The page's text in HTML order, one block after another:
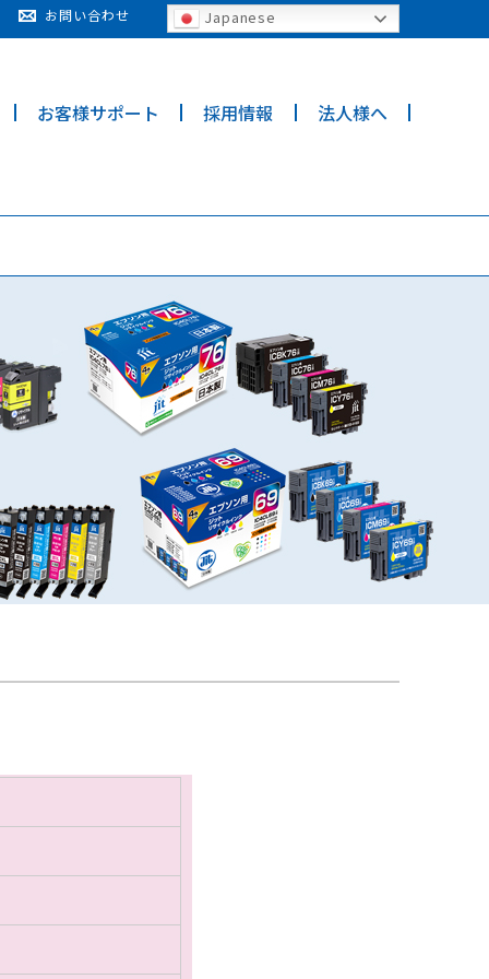
お客様サポート 採用情報 法人様へ
お問い合わせ Japanese
for details and any questions.Yes No